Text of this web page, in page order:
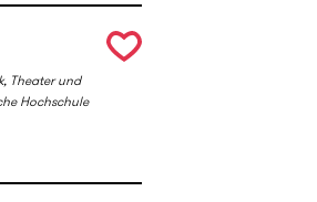
Theater und
Hochschule